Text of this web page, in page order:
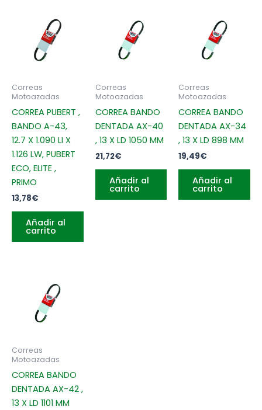
cantidad
Correas
Motoazadas
CORREA PUBERT ,
BANDO A-43,
12.7 X 1.090 LI X
1.126 LW, PUBERT
ECO, ELITE ,
PRIMO
13,78€
Añadir al
carrito
Correas
Motoazadas
CORREA BANDO
DENTADA AX-40
, 13 X LD 1050 MM
21,72€
Añadir al
carrito
Correas
Motoazadas
CORREA BANDO
DENTADA AX-34
, 13 X LD 898 MM
19,49€
Añadir al
carrito
Correas
Motoazadas
CORREA BANDO
DENTADA AX-42 ,
13 X LD 1101 MM